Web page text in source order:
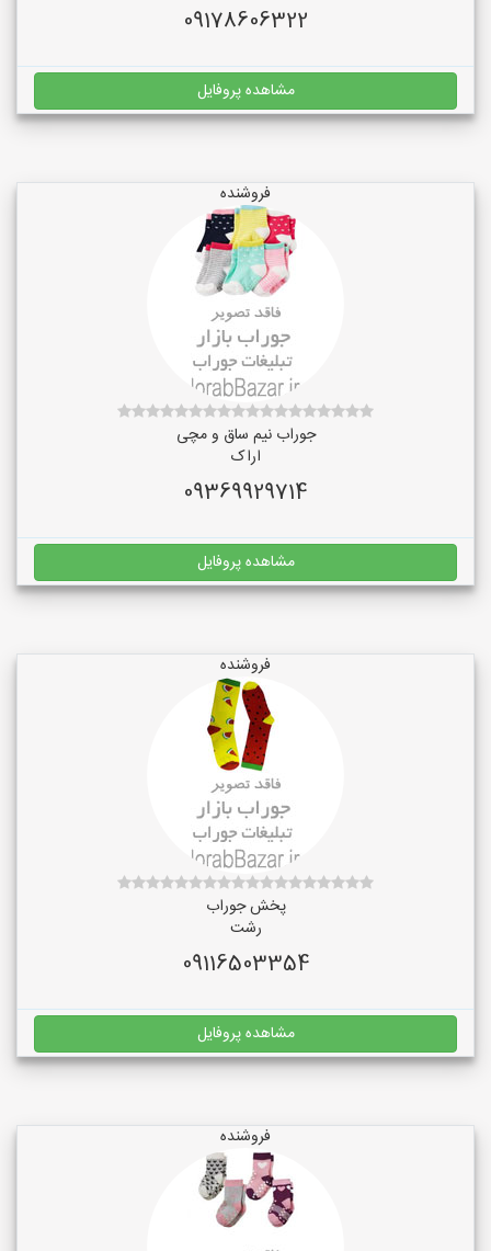
09178606322
مشاهده پروفایل
فروشنده
جوراب نیم ساق و مچی
اراک
09369929714
مشاهده پروفایل
فروشنده
پخش جوراب
رشت
09116503354
مشاهده پروفایل
فروشنده